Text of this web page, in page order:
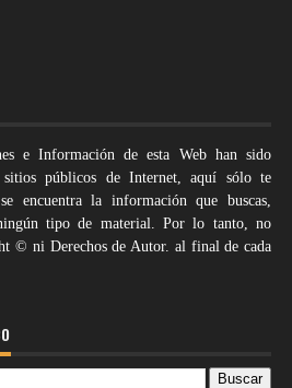
e Información de esta Web han sido
sitios públicos de Internet, aquí sólo te
encuentra la información que buscas,
tipo de material. Por lo tanto, no
© ni Derechos de Autor. al final de cada